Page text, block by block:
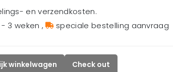
en verzendkosten.
- 3 weken , speciale bestelling aanvraag
winkelwagen Check out